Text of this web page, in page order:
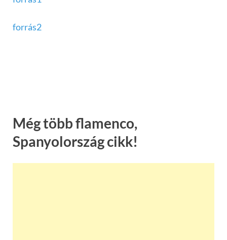
forrás2
Még több flamenco,
Spanyolország cikk!